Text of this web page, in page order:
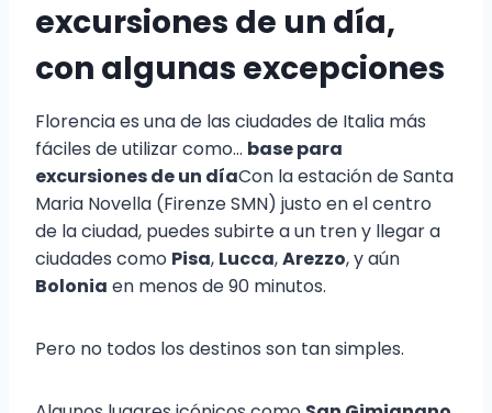
excursiones de un día,
con algunas excepciones
Florencia es una de las ciudades de Italia más
fáciles de utilizar como... base para
excursiones de un díaCon la estación de Santa
Maria Novella (Firenze SMN) justo en el centro
de la ciudad, puedes subirte a un tren y llegar a
ciudades como Pisa, Lucca,Arezzo, y aún
Bolonia en menos de 90 minutos.
Pero no todos los destinos son tan simples.